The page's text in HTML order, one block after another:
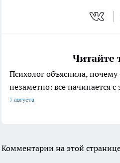
Читайте
Психолог объяснила,
незаметно: все начинается
7 августа
Комментарии на этой